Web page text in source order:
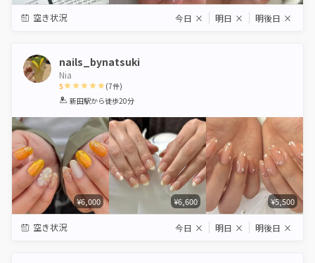
空き状況 今日 × 明日 × 明後日 ×
nails_bynatsuki
Nia
5
1 2 3 4 5
(7件)
新田駅から徒歩20分
¥6,000 ¥6,600 ¥5,500
空き状況 今日 × 明日 × 明後日 ×